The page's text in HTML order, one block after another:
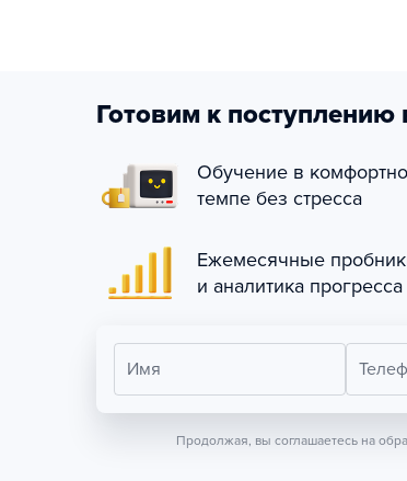
Готовим к
Обучение в
темпе без стресса
Ежемесячные
и аналитика прогресса
Имя
Продолжая, вы соглашаетесь на